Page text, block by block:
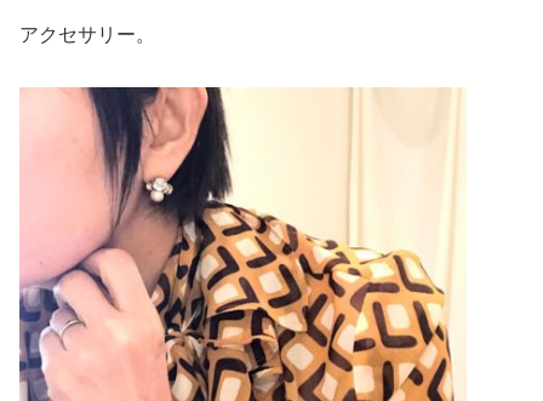
アクセサリー。